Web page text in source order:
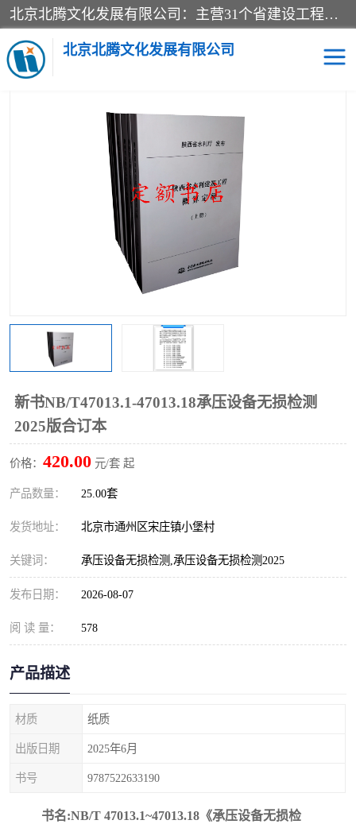
北京北腾文化发展有限公司：主营31个省建设工程预算书,工程预算软件,工程计价依据,工程造价定额,工程量清单计价定额,建设工程量消耗量定额,各行业工程预算定额,铁路定额,电力定额,矿山定额,*,黄金定额,钢铁企业检修定额,中石化安装检修定额,煤矿图书,医院书籍等.诚信的经营，在发展的同时公司不忘不断总结不断优化为客户的服务，和一如既往的热情赢得了新老客户的极高评价及青睐。
北京北腾文化发展有限公司
当前位置：首页>供应商机>标准图书> 新书NB/T47013.1-47013.18
承压设备无损检测2025版合订本
新书NB/T47013.1-47013.18承压设备无损检测
2025版合订本
价格： 420.00 元/套 起
产品数量： 25.00套
发货地址： 北京市通州区宋庄镇小堡村
关键词： 承压设备无损检测,承压设备无损检测2025
发布日期： 2026-08-07
阅 读 量： 578
产品描述
材质 纸质
出版日期 2025年6月
书号 9787522633190
书名:NB/T 47013.1~47013.18《承压设备无损检
预算定额
煤矿图书
铁路建设工程预算定额
电力行业工程预算定额 石油化工安装预算定额
新石油化工检修定额
石油建设安装工程预算定
山东省工程预算定额
电网技改,拆除,检修定额 炼油化工计价依据定额
信息通信建设工程预算定
额
火力发电机组检修定额
湖北建设工程消耗量定额
煤炭建设工程预算定额 钢铁检修工程预算定额
黄金矿山工程预算定额 冶金工业矿山建设工程预
冶金工业建设工程预算定
额
电子工程概预算定额 有色工程预算定额
内河航运工程概预算定额
疏浚工程预算定额